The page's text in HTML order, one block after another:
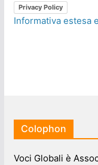
Privacy Policy
Informativa estesa
Colophon
Voci Globali è